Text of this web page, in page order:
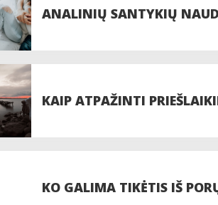
ANALINIŲ SANTYKIŲ
KAIP ATPAŽINTI
KO GALIMA TIKĖTIS IŠ